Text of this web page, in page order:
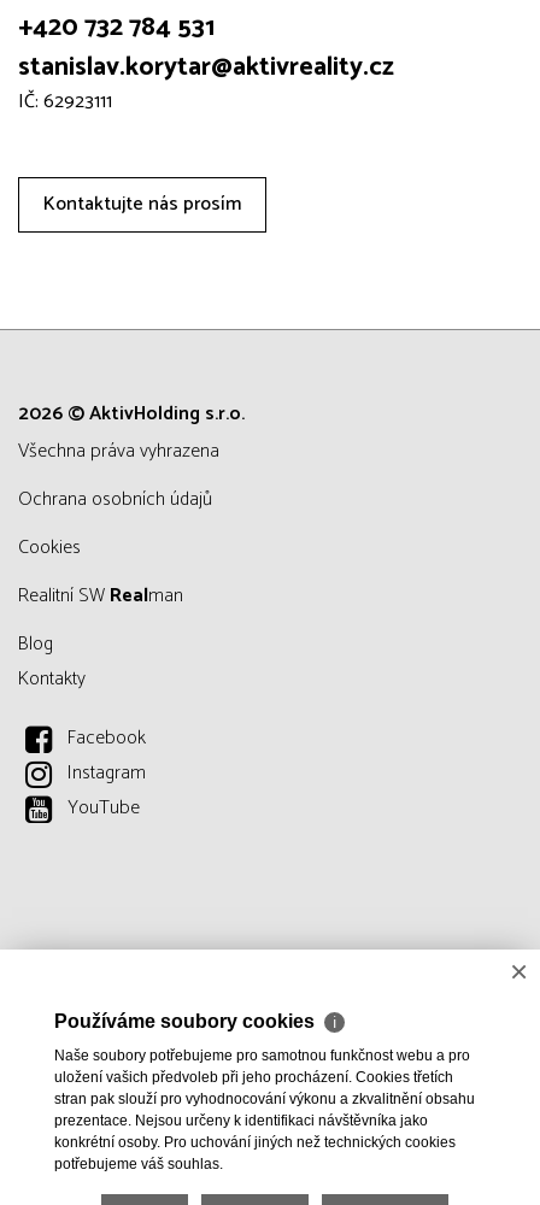
+420 732 784 531
stanislav.korytar@aktivreality.cz
IČ: 62923111
Kontaktujte nás prosím
2026 © AktivHolding s.r.o.
všechna práva vyhrazena
Ochrana osobních údajů
Cookies
Realitní SWRealman
Blog
Kontakty
Facebook
Instagram
YouTube
×
Používáme soubory cookies ℹ
Naše soubory potřebujeme pro samotnou funkčnost webu a pro
uložení vašich předvoleb při jeho procházení. Cookies třetích
stran pak slouží pro vyhodnocování výkonu a zkvalitnění obsahu
prezentace. Nejsou určeny k identifikaci návštěvníka jako
konkrétní osoby. Pro uchování jiných než technických cookies
potřebujeme váš souhlas.